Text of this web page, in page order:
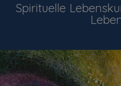
Spirituelle